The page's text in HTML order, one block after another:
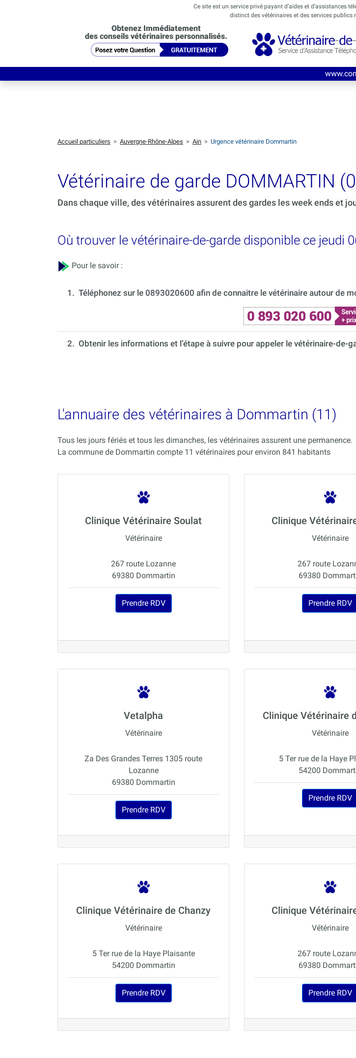
Ce site est un service privé payant d’aides et d’assistances
distinct des vétérinaires et des services publics
Obtenez Immédiatement
des conseils vétérinaires personnalisés.
www.conseil-
Accueil particuliers > Auvergne-Rhône-Alpes > Ain > Urgence vétérinaire Dommartin
Vétérinaire de garde DOMMARTIN
Dans chaque ville, des vétérinaires assurent des gardes les week ends et
Où trouver le vétérinaire-de-garde disponible ce jeudi
Pour le savoir :
1. Téléphonez sur le 0893020600 afin de connaitre le vétérinaire autour de
2. Obtenir les informations et l’étape à suivre pour appeler le vétérinaire-de-
L'annuaire des vétérinaires à Dommartin (11)
Tous les jours fériés et tous les dimanches, les vétérinaires assurent une permanence.
La commune de Dommartin compte 11 vétérinaires pour environ 841 habitants
Clinique Vétérinaire Soulat
Vétérinaire
267 route Lozanne
69380 Dommartin
Prendre RDV
Clinique
Vétérinaire
267 route
69380
Prendre RDV
Vetalpha
Vétérinaire
Za Des Grandes Terres 1305 route
Lozanne
69380 Dommartin
Prendre RDV
Clinique Vétérinaire
Vétérinaire
5 Ter rue de la Haye
54200
Prendre RDV
Clinique Vétérinaire de Chanzy
Vétérinaire
5 Ter rue de la Haye Plaisante
54200 Dommartin
Prendre RDV
Clinique
Vétérinaire
267 route
69380
Prendre RDV